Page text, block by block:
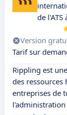
de l'ATS
Version
Tarif sur
Rippling est
des ressources
entreprises de